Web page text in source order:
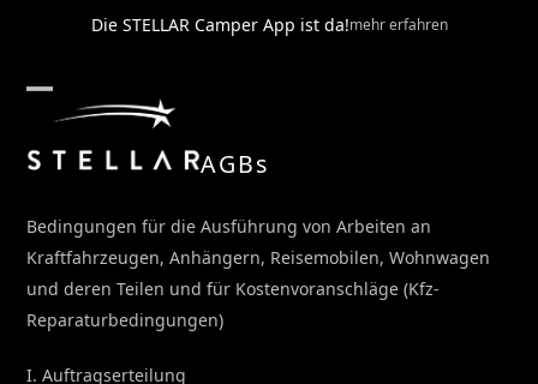
Die STELLAR Camper App ist da!mehr erfahren
Open
mobile
menu
Close
mobile
menu
AGBs
Bedingungen für die Ausführung von Arbeiten an
Kraftfahrzeugen, Anhängern, Reisemobilen, Wohnwagen
und deren Teilen und für Kostenvoranschläge (Kfz-
Reparaturbedingungen)
I. Auftragserteilung